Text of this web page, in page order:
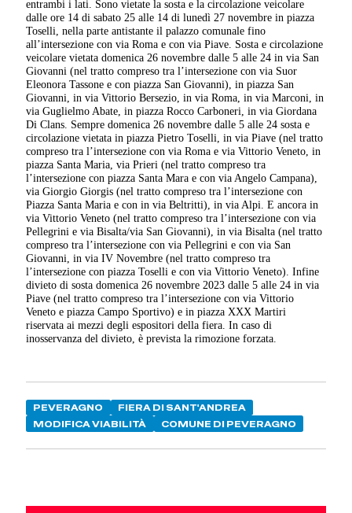
entrambi i lati. Sono vietate la sosta e la circolazione veicolare
dalle ore 14 di sabato 25 alle 14 di lunedì 27 novembre in piazza
Toselli, nella parte antistante il palazzo comunale fino
all’intersezione con via Roma e con via Piave. Sosta e circolazione
veicolare vietata domenica 26 novembre dalle 5 alle 24 in via San
Giovanni (nel tratto compreso tra l’intersezione con via Suor
Eleonora Tassone e con piazza San Giovanni), in piazza San
Giovanni, in via Vittorio Bersezio, in via Roma, in via Marconi, in
via Guglielmo Abate, in piazza Rocco Carboneri, in via Giordana
Di Clans. Sempre domenica 26 novembre dalle 5 alle 24 sosta e
circolazione vietata in piazza Pietro Toselli, in via Piave (nel tratto
compreso tra l’intersezione con via Roma e via Vittorio Veneto, in
piazza Santa Maria, via Prieri (nel tratto compreso tra
l’intersezione con piazza Santa Mara e con via Angelo Campana),
via Giorgio Giorgis (nel tratto compreso tra l’intersezione con
Piazza Santa Maria e con in via Beltritti), in via Alpi. E ancora in
via Vittorio Veneto (nel tratto compreso tra l’intersezione con via
Pellegrini e via Bisalta/via San Giovanni), in via Bisalta (nel tratto
compreso tra l’intersezione con via Pellegrini e con via San
Giovanni, in via IV Novembre (nel tratto compreso tra
l’intersezione con piazza Toselli e con via Vittorio Veneto). Infine
divieto di sosta domenica 26 novembre 2023 dalle 5 alle 24 in via
Piave (nel tratto compreso tra l’intersezione con via Vittorio
Veneto e piazza Campo Sportivo) e in piazza XXX Martiri
riservata ai mezzi degli espositori della fiera. In caso di
inosservanza del divieto, è prevista la rimozione forzata.
PEVERAGNO
FIERA DI SANT'ANDREA
MODIFICA VIABILITÀ
COMUNE DI PEVERAGNO